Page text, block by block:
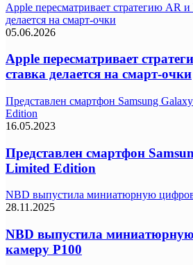
Apple пересматривает стратегию AR и
делается на смарт-очки
05.06.2026
Apple пересматривает
ставка делается на смарт-очки
Представлен смартфон Samsung
Edition
16.05.2023
Представлен смартфон
Limited Edition
NBD выпустила миниатюрную
28.11.2025
NBD выпустила
камеру P100